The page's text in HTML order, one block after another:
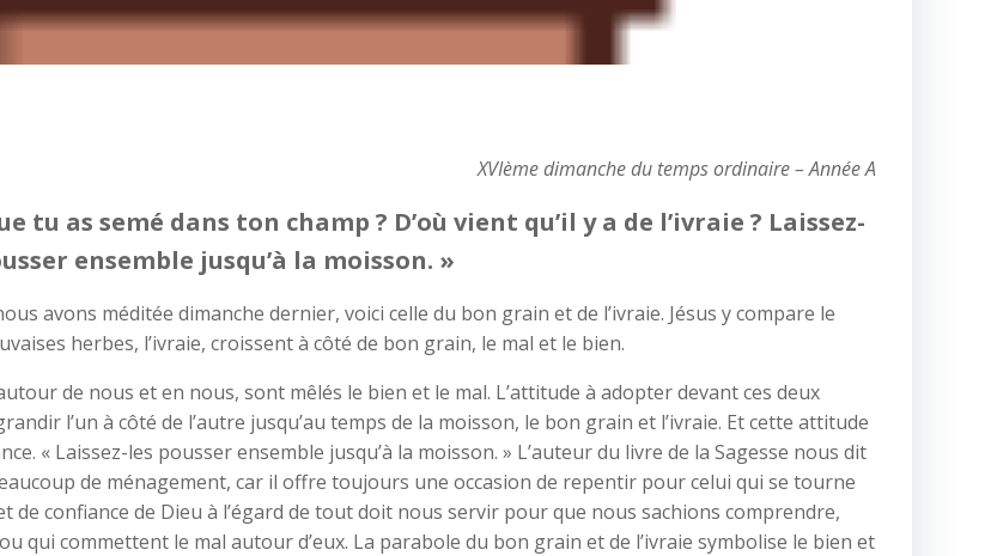
XVIème dimanche du temps ordinaire – Année A
tu as semé dans ton champ ? D’où vient qu’il y a de l’ivraie ? Laissez-
ensemble jusqu’à la moisson. »
avons méditée dimanche dernier, voici celle du bon grain et de l’ivraie. Jésus y compare le
herbes, l’ivraie, croissent à côté de bon grain, le mal et le bien.
de nous et en nous, sont mêlés le bien et le mal. L’attitude à adopter devant ces deux
l’un à côté de l’autre jusqu’au temps de la moisson, le bon grain et l’ivraie. Et cette attitude
« Laissez-les pousser ensemble jusqu’à la moisson. » L’auteur du livre de la Sagesse nous dit
de ménagement, car il offre toujours une occasion de repentir pour celui qui se tourne
confiance de Dieu à l’égard de tout doit nous servir pour que nous sachions comprendre,
qui commettent le mal autour d’eux. La parabole du bon grain et de l’ivraie symbolise le bien et